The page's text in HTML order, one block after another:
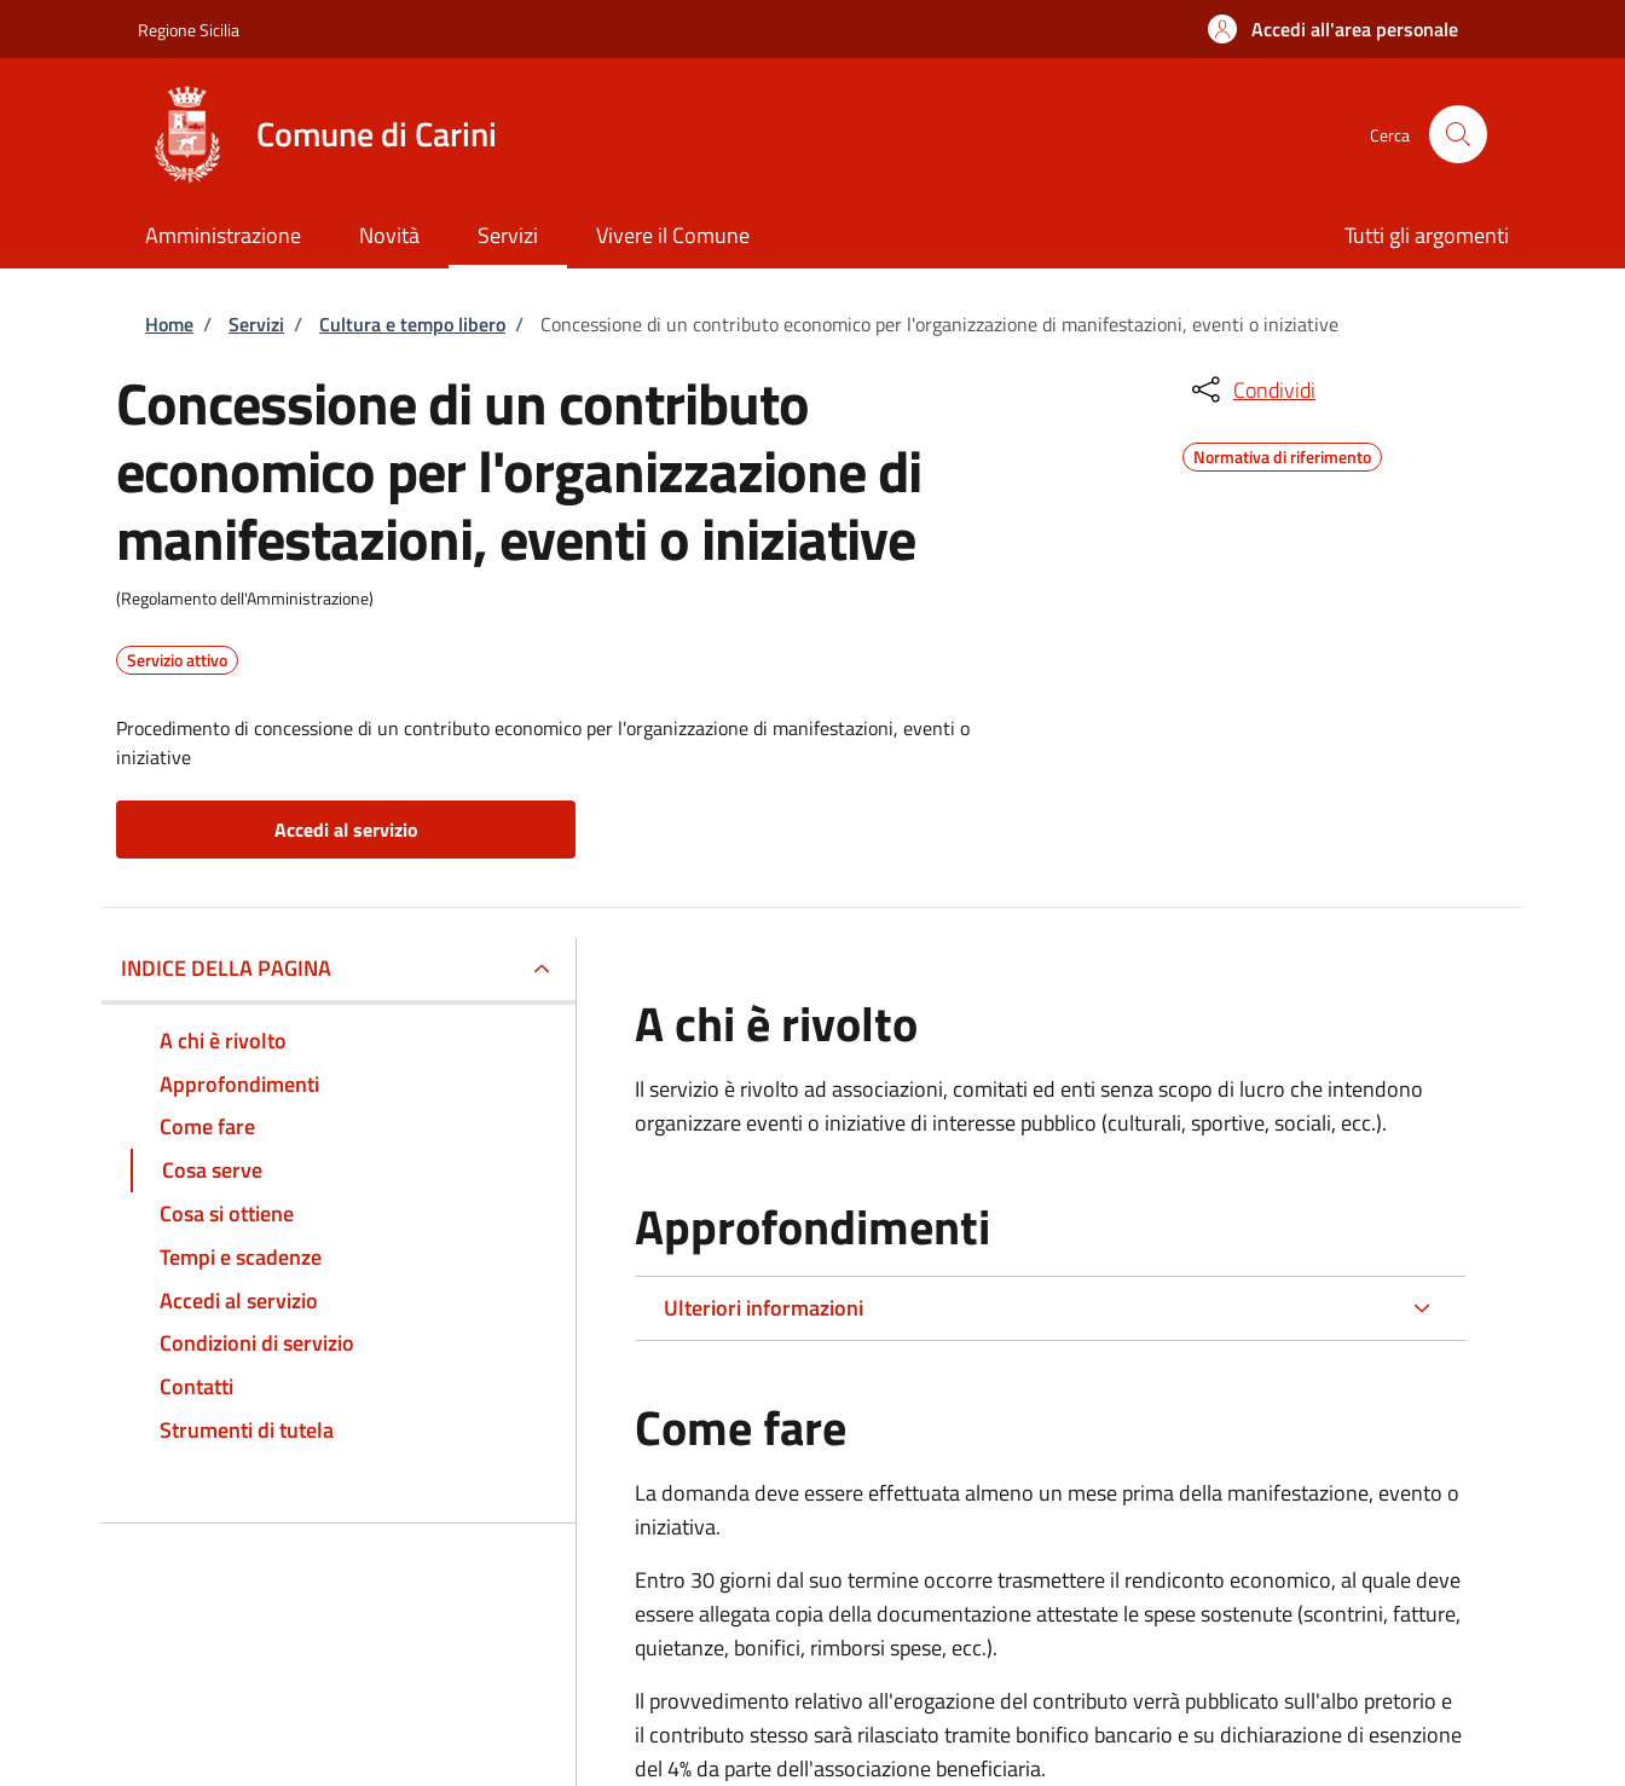
Regione Sicilia Accedi all'area personale
Comune di Carini Cerca
Amministrazione Novità Servizi Vivere il Comune Tutti gli argomenti
Briciole di pane
Home / Servizi / Cultura e tempo libero / Concessione di un contributo economico per l'organizzazione di manifestazioni, eventi o iniziative
Concessione di un contributo
economico per l'organizzazione di
manifestazioni, eventi o iniziative
(Regolamento dell'Amministrazione)
Servizio attivo
Procedimento di concessione di un contributo economico per l'organizzazione di manifestazioni, eventi o
iniziative
Accedi al servizio
Condividi
Normativa di riferimento
INDICE DELLA PAGINA
A chi è rivolto
Approfondimenti
Come fare
Cosa serve
Cosa si ottiene
Tempi e scadenze
Accedi al servizio
Condizioni di servizio
Contatti
Strumenti di tutela
A chi è rivolto
Il servizio è rivolto ad associazioni, comitati ed enti senza scopo di lucro che intendono
organizzare eventi o iniziative di interesse pubblico (culturali, sportive, sociali, ecc.).
Approfondimenti
Ulteriori informazioni
Come fare
La domanda deve essere effettuata almeno un mese prima della manifestazione, evento o
iniziativa.
Entro 30 giorni dal suo termine occorre trasmettere il rendiconto economico, al quale deve
essere allegata copia della documentazione attestate le spese sostenute (scontrini, fatture,
quietanze, bonifici, rimborsi spese, ecc.).
Il provvedimento relativo all'erogazione del contributo verrà pubblicatosull'albo pretorio e
il contributo stesso sarà rilasciato tramite bonifico bancario e su dichiarazione di esenzione
del 4% da parte dell'associazione beneficiaria.